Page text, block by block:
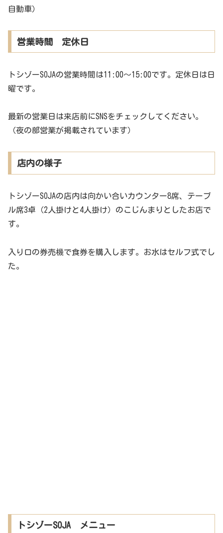
自動車）
営業時間 定休日
トシゾーSOJAの営業時間は11:00～15:00です。定休日は日
曜です。
最新の営業日は来店前にSNSをチェックしてください。
（夜の部営業が掲載されています）
店内の様子
トシゾーSOJAの店内は向かい合いカウンター8席、テーブ
ル席3卓（2人掛けと4人掛け）のこじんまりとしたお店で
す。
入り口の券売機で食券を購入します。お水はセルフ式でし
た。
トシゾーSOJA メニュー